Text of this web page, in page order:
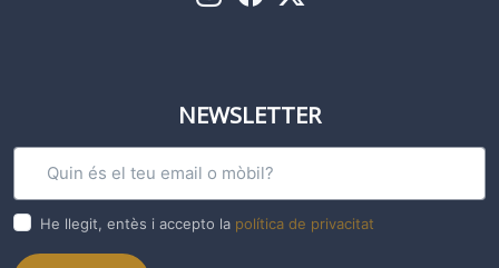
NEWSLETTER
He llegit, entès i accepto la política de privacitat